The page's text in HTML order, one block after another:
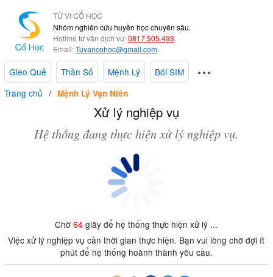
TỬ VI CỔ HỌC
Nhóm nghiên cứu huyền học chuyên sâu.
Hotline tư vấn dịch vụ:0817.505.493.
Email:Tuvancohoc@gmail.com.
Gieo Quẻ Thần Số Mệnh Lý
Bói SIM
Trang chủ
Mệnh Lý Vạn Niên
Xử lý nghiệp vụ
Hệ thống đang thực hiện xử lý nghiệp vụ.
Chờ64 giây để hệ thống thực hiện xử lý ...
Việc xử lý nghiệp vụ cần thời gian thực hiện. Bạn vui lòng chờ đợi ít
phút để hệ thống hoành thành yêu cầu.